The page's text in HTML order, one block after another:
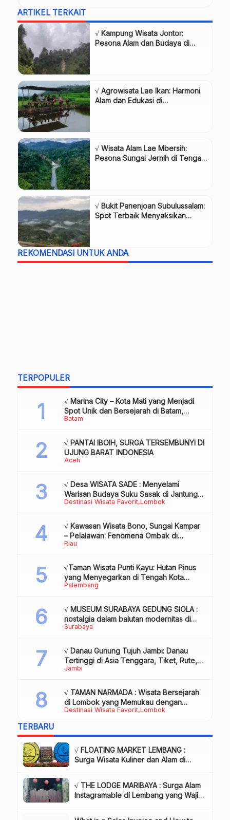
ARTIKEL TERKAIT
√ Kampung Wisata Jontor:
Pesona Alam dan Budaya di
√ Agrowisata Lae Ikan: Harmoni
Alam dan Edukasi di
√ Wisata Alam Lae Mbersih:
Pesona Sungai Jernih di Tengah
√ Bukit Panenjoan Subulussalam:
Spot Terbaik Menyaksikan
REKOMENDASI UNTUK ANDA
TERPOPULER
Batam
√ Marina City – Kota Mati yang Menjadi
Spot Unik dan Bersejarah di Batam,
Review & Info
Aceh
√ PANTAI IBOIH, SURGA TERSEMBUNYI DI
UJUNG BARAT INDONESIA
Destinasi Wisata Favorit Lombok
√ Desa WISATA SADE : Menyelami
Warisan Budaya Suku Sasak di Jantung
Lombok
Riau
√ Kawasan Wisata Bono, Sungai Kampar
– Pelalawan: Fenomena Ombak di
Tengah Sungai yang Mendunia, Review
Palembang
√Taman Wisata Punti Kayu: Hutan Pinus
yang Menyegarkan di Tengah Kota
Palembang
Surabaya
√ MUSEUM SURABAYA GEDUNG SIOLA :
nostalgia dalam balutan modernitas di
tengah kota pahlawan, Review & Info
Jambi
√ Danau Gunung Tujuh Jambi: Danau
Tertinggi di Asia Tenggara, Tiket, Rute,
Daya Tarik & Tips Lengkap
Destinasi Wisata Favorit Lombok
√ TAMAN NARMADA : Wisata Bersejarah
di Lombok yang Memukau dengan
Keindahan Alam & Budaya
TERBARU
√ FLOATING MARKET LEMBANG :
Surga Wisata Kuliner dan Alam di
√ THE LODGE MARIBAYA : Surga Alam
Instagramable di Lembang yang Wajib